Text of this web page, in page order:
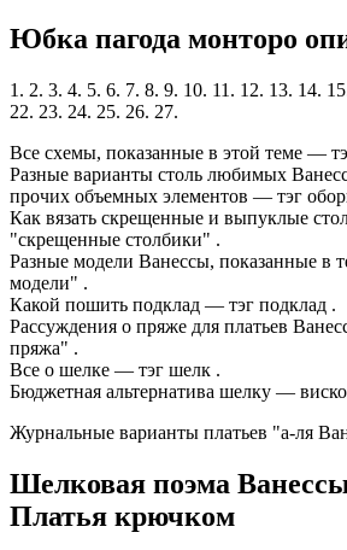
Юбка пагода монторо
1. 2. 3. 4. 5. 6. 7. 8. 9. 10. 11. 12. 13. 14.
22. 23. 24. 25. 26. 27.
Все схемы, показанные в этой теме —
Разные варианты столь любимых
прочих объемных элементов — тэг
Как вязать скрещенные и выпуклые
"скрещенные столбики" .
Разные модели Ванессы, показанные в
модели" .
Какой пошить подклад — тэг подклад .
Рассуждения о пряже для платьев
пряжа" .
Все о шелке — тэг шелк .
Бюджетная альтернатива шелку —
Журнальные варианты платьев "а-ля
Шелковая поэма
Платья крючком